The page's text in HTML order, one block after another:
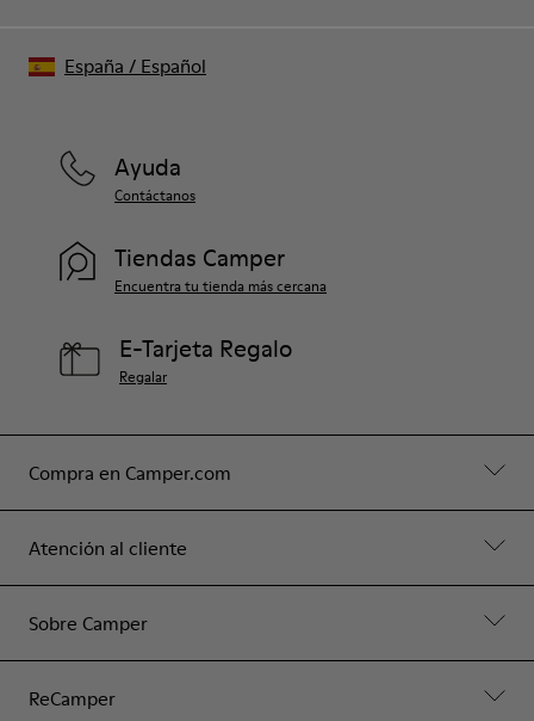
Compra en Camper.com
Atención al cliente
Sobre Camper
ReCamper
Ayuda
Contáctanos
Tiendas Camper
Encuentra tu tienda más cercana
E-Tarjeta Regalo
Regalar
España / Español